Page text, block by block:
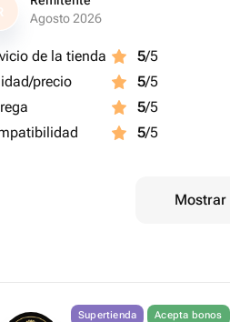
Agosto 2026
de la tienda 5/5
precio
5/5
5/5
5/5
Mostrar
Supertienda Acepta bonos